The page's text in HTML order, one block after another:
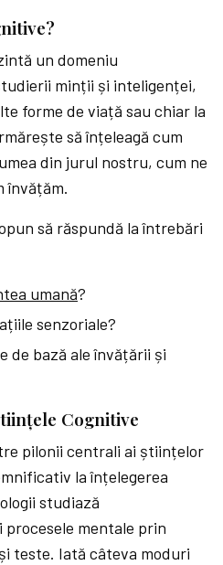
un domeniu
minții și inteligenței,
forme de viață sau chiar la
să înțeleagă cum
din jurul nostru, cum ne
învățăm.
să răspundă la întrebări
umană?
senzoriale?
de bază ale învățării și
Cognitive
pilonii centrali ai științelor
la înțelegerea
studiază
mentale prin
teste. Iată câteva moduri